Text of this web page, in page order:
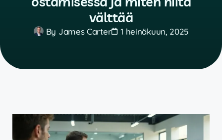
välttää
By James Carter 1 heinäkuun, 2025